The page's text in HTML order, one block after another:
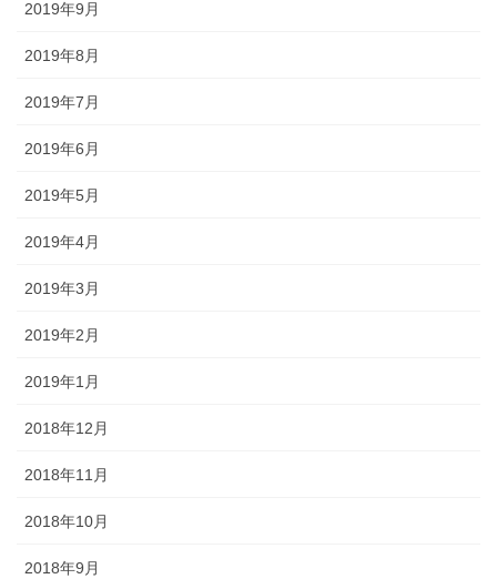
2019年9月
2019年8月
2019年7月
2019年6月
2019年5月
2019年4月
2019年3月
2019年2月
2019年1月
2018年12月
2018年11月
2018年10月
2018年9月